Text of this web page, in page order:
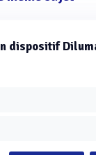
dispositif